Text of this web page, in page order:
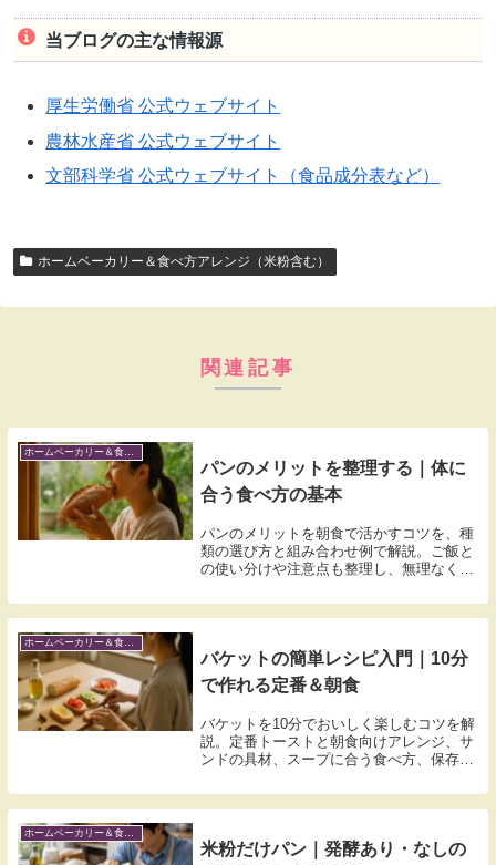
当ブログの主な情報源
厚生労働省 公式ウェブサイト
農林水産省 公式ウェブサイト
文部科学省 公式ウェブサイト（食品成分表など）
ホームベーカリー＆食べ方アレンジ（米粉含む）
関連記事
ホームベーカリー＆食べ方アレンジ（米粉含む）
パンのメリットを整理する｜体に
合う食べ方の基本
パンのメリットを朝食で活かすコツを、種
類の選び方と組み合わせ例で解説。ご飯と
の使い分けや注意点も整理し、無理なく続
ホームベーカリー＆食べ方アレンジ（米粉含む）
バケットの簡単レシピ入門｜10分
で作れる定番＆朝食
バケットを10分でおいしく楽しむコツを解
説。定番トーストと朝食向けアレンジ、サ
ンドの具材、スープに合う食べ方、保存と
ホームベーカリー＆食べ方アレンジ（米粉含む）
米粉だけパン｜発酵あり・なしの